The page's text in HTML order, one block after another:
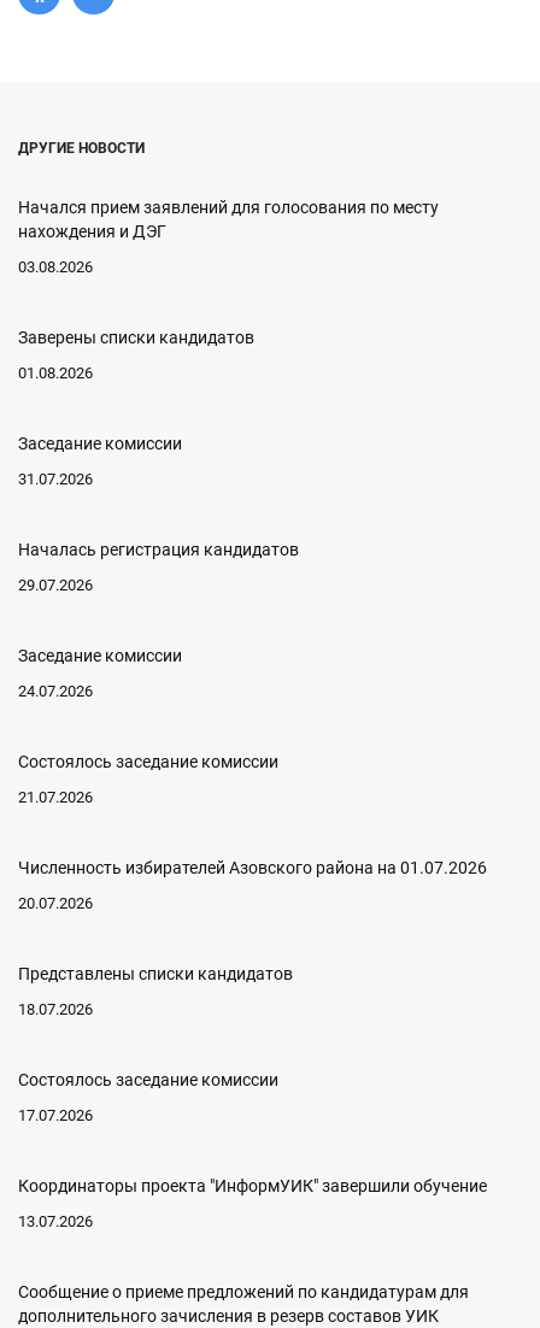
ДРУГИЕ НОВОСТИ
Начался прием заявлений для голосования по месту
нахождения и ДЭГ
03.08.2026
Заверены списки кандидатов
01.08.2026
Заседание комиссии
31.07.2026
Началась регистрация кандидатов
29.07.2026
Заседание комиссии
24.07.2026
Состоялось заседание комиссии
21.07.2026
Численность избирателей Азовского района на 01.07.2026
20.07.2026
Представлены списки кандидатов
18.07.2026
Состоялось заседание комиссии
17.07.2026
Координаторы проекта "ИнформУИК" завершили обучение
13.07.2026
Сообщение о приеме предложений по кандидатурам для
дополнительного зачисления в резерв составов УИК